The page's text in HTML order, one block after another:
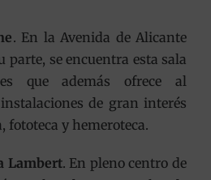
. En la Avenida de Alicante
parte, se encuentra esta sala
que además ofrece al
de gran interés
fototeca y hemeroteca.
Lambert. En pleno centro de